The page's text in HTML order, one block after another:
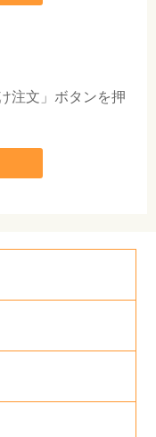
注文」ボタンを押